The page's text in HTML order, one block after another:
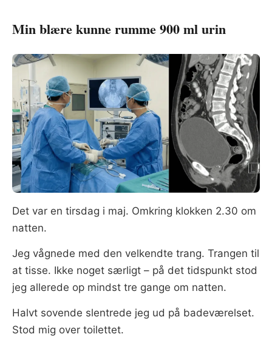
Min blære kunne rumme 900 ml urin
Det var en tirsdag i maj. Omkring klokken 2.30 om
natten.
Jeg vågnede med den velkendte trang. Trangen til
at tisse. Ikke noget særligt – på det tidspunkt stod
jeg allerede op mindst tre gange om natten.
Halvt sovende slentrede jeg ud på badeværelset.
Stod mig over toilettet.